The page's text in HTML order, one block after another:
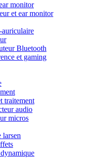
monitor
et ear monitor
Bluetooth
et gaming
traitement
audio
micros
larsen